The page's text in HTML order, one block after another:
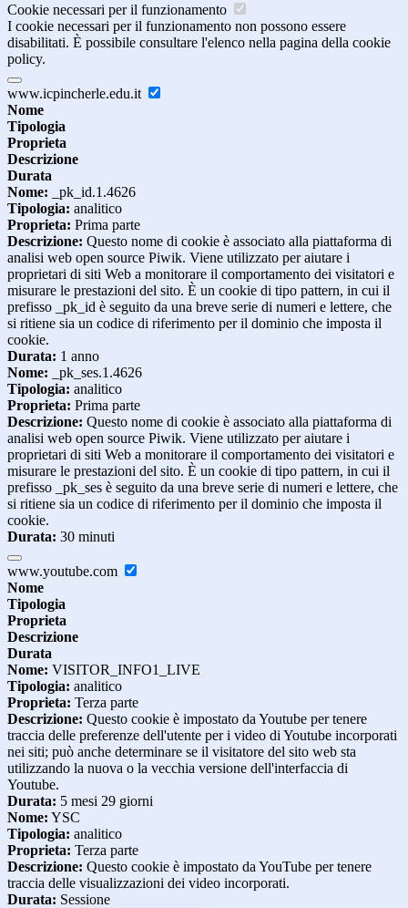
Cookie necessari per il funzionamento
I cookie necessari per il funzionamento non possono essere
disabilitati. È possibile consultare l'elenco nella pagina della cookie
policy.
www.icpincherle.edu.it
Nome
Tipologia
Proprieta
Descrizione
Durata
Nome: _pk_id.1.4626
Tipologia: analitico
Proprieta: Prima parte
Descrizione: Questo nome di cookie è associato alla piattaforma di
analisi web open source Piwik. Viene utilizzato per aiutare i
proprietari di siti Web a monitorare il comportamento dei visitatori e
misurare le prestazioni del sito. È un cookie di tipo pattern, in cui il
prefisso _pk_id è seguito da una breve serie di numeri e lettere, che
si ritiene sia un codice di riferimento per il dominio che imposta il
cookie.
Durata: 1 anno
Nome: _pk_ses.1.4626
Tipologia: analitico
Proprieta: Prima parte
Descrizione: Questo nome di cookie è associato alla piattaforma di
analisi web open source Piwik. Viene utilizzato per aiutare i
proprietari di siti Web a monitorare il comportamento dei visitatori e
misurare le prestazioni del sito. È un cookie di tipo pattern, in cui il
prefisso _pk_ses è seguito da una breve serie di numeri e lettere, che
si ritiene sia un codice di riferimento per il dominio che imposta il
cookie.
Durata: 30 minuti
www.youtube.com
Nome
Tipologia
Proprieta
Descrizione
Durata
Nome: VISITOR_INFO1_LIVE
Tipologia: analitico
Proprieta: Terza parte
Descrizione: Questo cookie è impostato da Youtube per tenere
traccia delle preferenze dell'utente per i video di Youtube incorporati
nei siti; può anche determinare se il visitatore del sito web sta
utilizzando la nuova o la vecchia versione dell'interfaccia di
Youtube.
Durata: 5 mesi 29 giorni
Nome: YSC
Tipologia: analitico
Proprieta: Terza parte
Descrizione: Questo cookie è impostato da YouTube per tenere
traccia delle visualizzazioni dei video incorporati.
Durata: Sessione